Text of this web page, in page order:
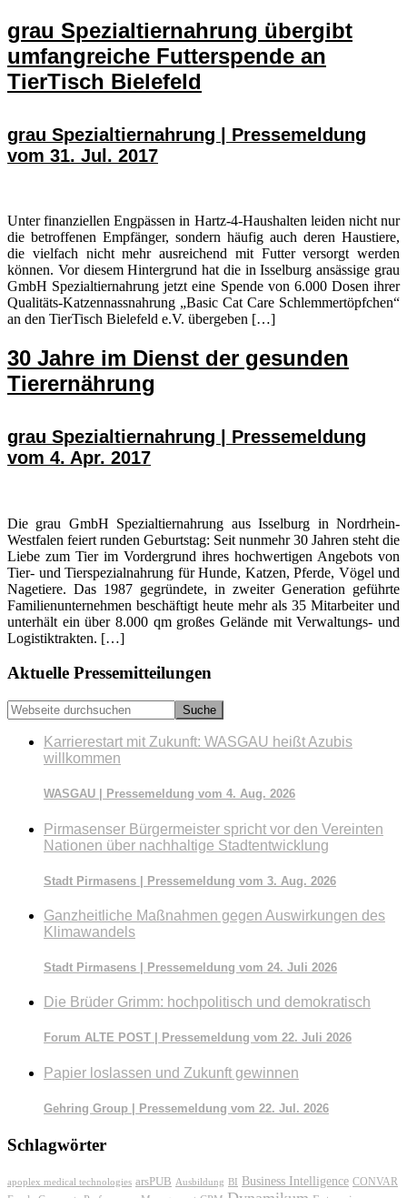
grau Spezialtiernahrung übergibt
umfangreiche Futterspende an
TierTisch Bielefeld
grau Spezialtiernahrung | Pressemeldung
vom 31. Jul. 2017
Unter finanziellen Engpässen in Hartz-4-Haushalten leiden nicht nur
die betroffenen Empfänger, sondern häufig auch deren Haustiere,
die vielfach nicht mehr ausreichend mit Futter versorgt werden
können. Vor diesem Hintergrund hat die in Isselburg ansässige grau
GmbH Spezialtiernahrung jetzt eine Spende von 6.000 Dosen ihrer
Qualitäts-Katzennassnahrung „Basic Cat Care Schlemmertöpfchen“
an den TierTisch Bielefeld e.V. übergeben […]
30 Jahre im Dienst der gesunden
Tierernährung
grau Spezialtiernahrung | Pressemeldung
vom 4. Apr. 2017
Die grau GmbH Spezialtiernahrung aus Isselburg in Nordrhein-
Westfalen feiert runden Geburtstag: Seit nunmehr 30 Jahren steht die
Liebe zum Tier im Vordergrund ihres hochwertigen Angebots von
Tier- und Tierspezialnahrung für Hunde, Katzen, Pferde, Vögel und
Nagetiere. Das 1987 gegründete, in zweiter Generation geführte
Familienunternehmen beschäftigt heute mehr als 35 Mitarbeiter und
unterhält ein über 8.000 qm großes Gelände mit Verwaltungs- und
Logistiktrakten. […]
Seitenspalte
Aktuelle Pressemitteilungen
Webseite
durchsuchen
Karrierestart mit Zukunft: WASGAU heißt Azubis
willkommen
WASGAU | Pressemeldung vom 4. Aug. 2026
Pirmasenser Bürgermeister spricht vor den Vereinten
Nationen über nachhaltige Stadtentwicklung
Stadt Pirmasens | Pressemeldung vom 3. Aug. 2026
Ganzheitliche Maßnahmen gegen Auswirkungen des
Klimawandels
Stadt Pirmasens | Pressemeldung vom 24. Juli 2026
Die Brüder Grimm: hochpolitisch und demokratisch
Forum ALTE POST | Pressemeldung vom 22. Juli 2026
Papier loslassen und Zukunft gewinnen
Gehring Group | Pressemeldung vom 22. Jul. 2026
Schlagwörter
apoplex medical technologies arsPUB Ausbildung BI Business Intelligence CONVAR